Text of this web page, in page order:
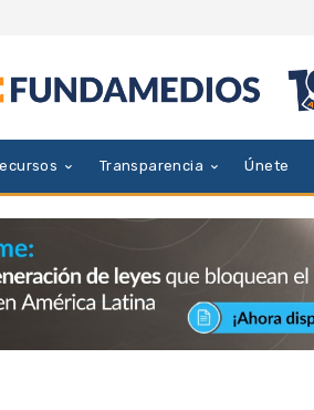
Transparencia Únete